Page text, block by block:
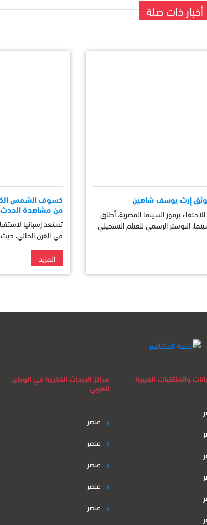
أخبار ذات صلة
إرث يوسف شاهين
برموز السينما المصرية، أطلق
البوستر الرسمي للفيلم التسجيلي
من مشاهدة الحدث
تستعد إسبانيا
في القرن الحالي،
المزيد
والملتقيات العربية
مراكز الابحاث الفكرية في الوطن
العربي
عنصر
عنصر
عنصر
عنصر
عنصر